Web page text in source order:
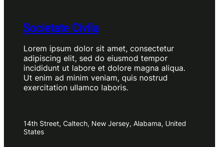
Societate Civila
Lorem ipsum dolor sit amet, consectetur
adipiscing elit, sed do eiusmod tempor
incididunt ut labore et dolore magna aliqua.
Ut enim ad minim veniam, quis nostrud
exercitation ullamco laboris.
14th Street, Caltech, New Jersey, Alabama, United
States